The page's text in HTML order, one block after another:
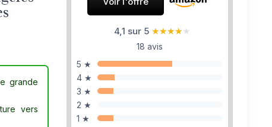
4,1 sur 5 ★★★★★
★★★★★
18 avis
5 ★
4 ★
3 ★
2 ★
1 ★
grande
vers